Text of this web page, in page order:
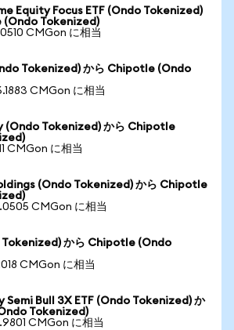
Equity Focus ETF (Ondo Tokenized)
(Ondo Tokenized)
CMGon に相当
Tokenized) から Chipotle (Ondo
CMGon に相当
(Ondo Tokenized) から Chipotle
CMGon に相当
(Ondo Tokenized) から Chipotle
CMGon に相当
から Chipotle (Ondo
CMGon に相当
Semi Bull 3X ETF (Ondo Tokenized) か
Tokenized)
CMGon に相当